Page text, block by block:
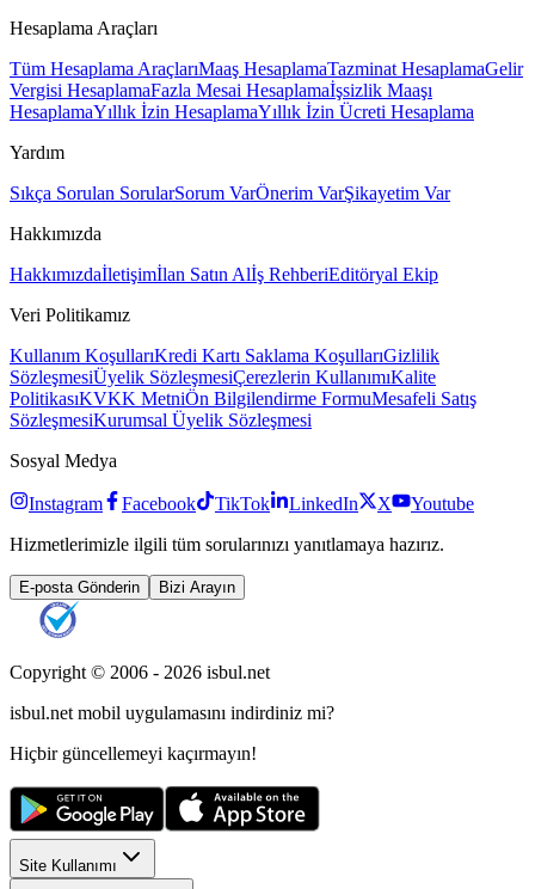
Hesaplama Araçları
Tüm Hesaplama AraçlarıMaaş HesaplamaTazminat HesaplamaGelir
Vergisi HesaplamaFazla Mesai Hesaplamaİşsizlik Maaşı
HesaplamaYıllık İzin HesaplamaYıllık İzin Ücreti Hesaplama
Yardım
Sıkça Sorulan SorularSorum VarÖnerim VarŞikayetim Var
Hakkımızda
Hakkımızdaİletişimİlan Satın Alİş RehberiEditöryal Ekip
Veri Politikamız
Kullanım KoşullarıKredi Kartı Saklama KoşullarıGizlilik
SözleşmesiÜyelik SözleşmesiÇerezlerin KullanımıKalite
PolitikasıKVKK MetniÖn Bilgilendirme FormuMesafeli Satış
SözleşmesiKurumsal Üyelik Sözleşmesi
Sosyal Medya
Instagram Facebook TikTok LinkedIn X
Youtube
Hizmetlerimizle ilgili tüm sorularınızı yanıtlamaya hazırız.
E-posta Gönderin Bizi Arayın
Copyright © 2006 - 2026 isbul.net
isbul.netmobil uygulamasını indirdiniz mi?
Hiçbir güncellemeyi kaçırmayın!
Site Kullanımı